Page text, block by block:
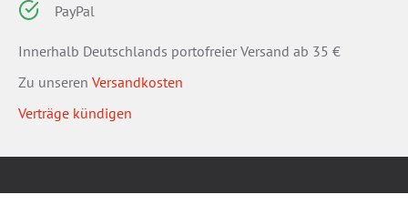
PayPal
Innerhalb Deutschlands portofreier Versand ab 35 €
Zu unseren Versandkosten
Verträge kündigen